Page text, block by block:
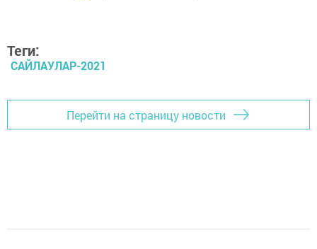
Теги:
САЙЛАУЛАР-2021
Перейти на страницу новости